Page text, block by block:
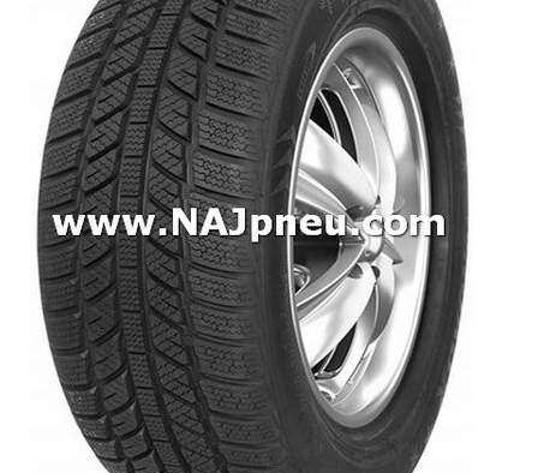
Dodávkové + malé úžitkové
Celoročné pneumatiky
Osobné/crossover + malé úžitkové
SUV/crossover + OFFRoad-ové
Dodávkové + malé úžitkové
Disky
Hliníkové / ALU disky / Elektróny
Plechové